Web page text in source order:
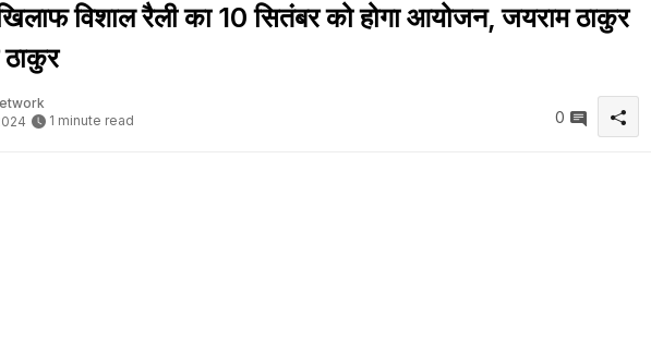
विशाल रैली का 10 सितंबर को होगा आयोजन, जयराम ठाकुर
1 minute read 0